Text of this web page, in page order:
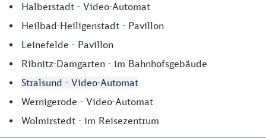
Halberstadt - Video-Automat
Heilbad-Heiligenstadt - Pavillon
Leinefelde - Pavillon
Ribnitz-Damgarten - im Bahnhofsgebäude
Stralsund - Video-Automat
Wernigerode - Video-Automat
Wolmirstedt - im Reisezentrum